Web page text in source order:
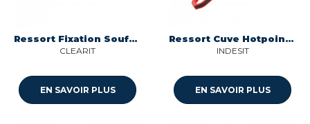
Ressort Fixation Soufflet Brandt
CLEARIT
EN SAVOIR PLUS
Ressort Cuve Hotpoint, Indesit, Whirlpool
INDESIT
EN SAVOIR PLUS